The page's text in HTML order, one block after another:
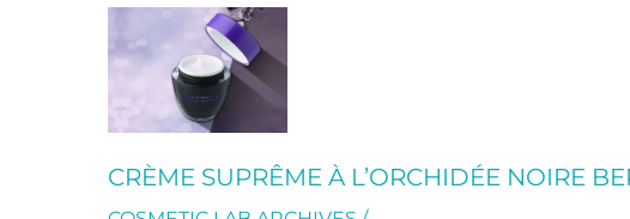
CRÈME SUPRÊME À L’ORCHIDÉE NOIRE
Suprême
l’Orchidée
Noire
Bernard
Cassière